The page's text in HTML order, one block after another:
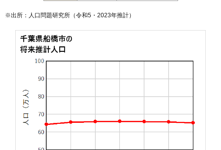
※出所：人口問題研究所（令和5・2023年推計）